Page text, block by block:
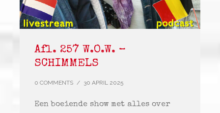
Afl. 257 W.O.W. –
SCHIMMELS
0 COMMENTS / 30 APRIL 2025
Een boeiende show met alles over